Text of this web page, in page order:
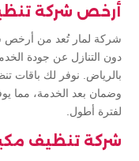
أرخص شركة
شركة لمار تُعد من
دون التنازل عن جودة
بالرياض. نوفر لك
وضمان بعد الخدمة، مما
لفترة أطول.
شركة تنظيف